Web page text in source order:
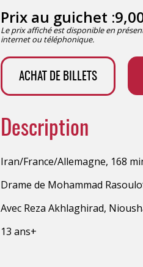
Prix au guichet :
Le prix affiché est disponible en
internet ou téléphonique.
ACHAT DE BILLETS
Description
Iran/France/Allemagne, 168
Drame de Mohammad
Avec Reza Akhlaghirad,
13 ans+